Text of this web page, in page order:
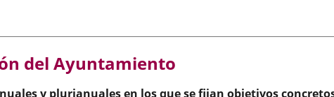
del Ayuntamiento
y plurianuales en los que se fijan objetivos